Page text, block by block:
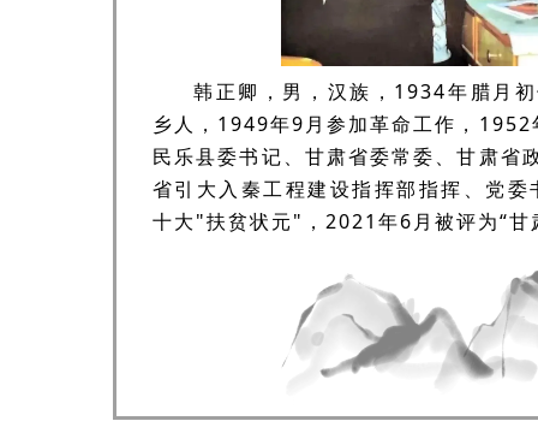
韩正卿， 男，汉族， 1934年腊月
乡人，1949年9月参加革命工作，1952
民乐县委书记、 甘肃省委常委、甘肃省
省引大入秦工程建设指挥部指挥、党委
十大"扶贫状元"，2021年6月被评为“甘